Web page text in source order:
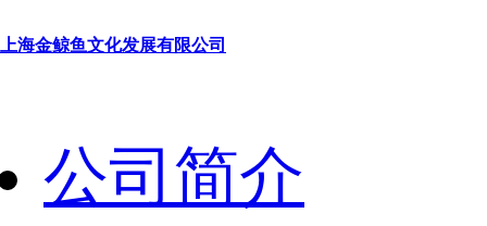
上海金鲸鱼文化发展有限公司
公司简介